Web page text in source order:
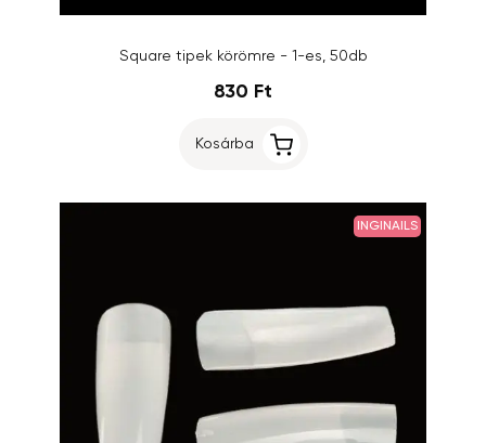
Square tipek körömre - 1-es, 50db
830 Ft
Kosárba
INGINAILS